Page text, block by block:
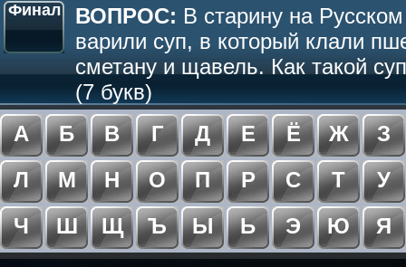
Финал ВОПРОС: В старину на
варили суп, в который клали
сметану и щавель. Как такой
(7 букв)
А
Б В Г Д Е Ё Ж
З
Л
М Н О П Р С Т
У
Ч
Ш Щ Ъ Ы Ь Э Ю Я